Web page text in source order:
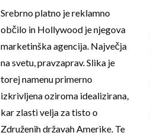
Srebrno platno je reklamno
občilo in Hollywood je njegova
marketinška agencija. Največja
na svetu, pravzaprav. Slika je
torej namenu primerno
izkrivljena oziroma idealizirana,
kar zlasti velja za tisto o
Združenih državah Amerike. Te